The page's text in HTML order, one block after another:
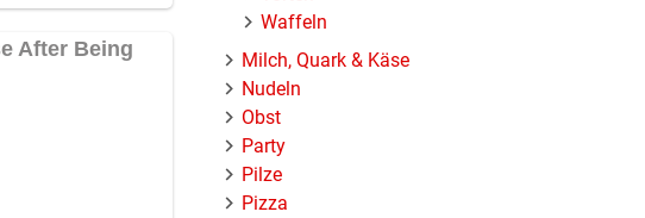
Waffeln
Milch, Quark & Käse
Nudeln
Obst
Party
Pilze
Pizza